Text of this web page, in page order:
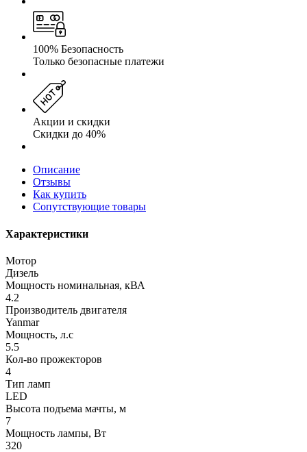
100% Безопасность
Только безопасные платежи
Акции и скидки
Скидки до 40%
Описание
Отзывы
Как купить
Сопутствующие товары
Характеристики
Мотор
Дизель
Мощность номинальная, кВА
4.2
Производитель двигателя
Yanmar
Мощность, л.с
5.5
Кол-во прожекторов
4
Тип ламп
LED
Высота подъема мачты, м
7
Мощность лампы, Вт
320